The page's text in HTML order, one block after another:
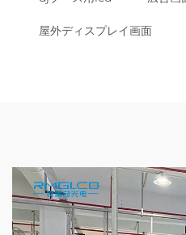
屋外ディスプレイ画面